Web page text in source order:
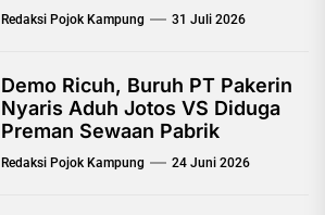
Redaksi Pojok Kampung 31 Juli 2026
Demo Ricuh, Buruh PT Pakerin
Nyaris Aduh Jotos VS Diduga
Preman Sewaan Pabrik
Redaksi Pojok Kampung 24 Juni 2026